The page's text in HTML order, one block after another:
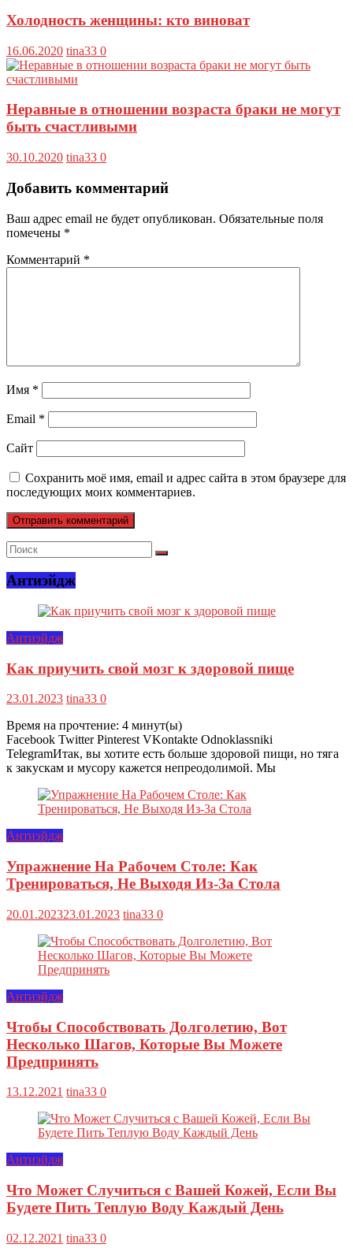
Холодность женщины: кто виноват
16.06.2020 tina33 0
Неравные в отношении возраста браки не могут
быть счастливыми
30.10.2020 tina33 0
Добавить комментарий
Ваш адрес email не будет опубликован. Обязательные поля
помечены *
Комментарий *
Имя *
Email *
Сайт
Сохранить моё имя, email и адрес сайта в этом браузере для
последующих моих комментариев.
Антиэйдж
Антиэйдж
Как приучить свой мозг к здоровой пище
23.01.2023 tina33 0
Время на прочтение: 4 минут(ы)
Facebook Twitter Pinterest VKontakte Odnoklassniki
TelegramИтак, вы хотите есть больше здоровой пищи, но тяга
к закускам и мусору кажется непреодолимой. Мы
Антиэйдж
Упражнение На Рабочем Столе: Как
Тренироваться, Не Выходя Из-За Стола
20.01.202323.01.2023 tina33 0
Антиэйдж
Чтобы Способствовать Долголетию, Вот
Несколько Шагов, Которые Вы Можете
Предпринять
13.12.2021 tina33 0
Антиэйдж
Что Может Случиться с Вашей Кожей, Если Вы
Будете Пить Теплую Воду Каждый День
02.12.2021 tina33 0